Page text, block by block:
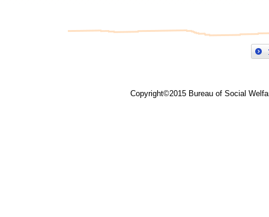
Copyright©2015 Bureau of Social